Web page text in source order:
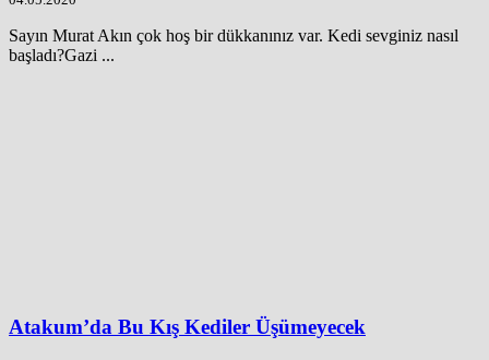
Sayın Murat Akın çok hoş bir dükkanınız var. Kedi sevginiz nasıl
başladı?Gazi ...
Atakum’da Bu Kış Kediler Üşümeyecek